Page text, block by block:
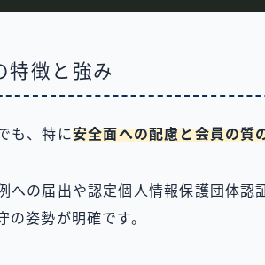
特徴と強み
も、特に安全面への配慮と会員の質
への届出や認定個人情報保護団体認
の姿勢が明確です。